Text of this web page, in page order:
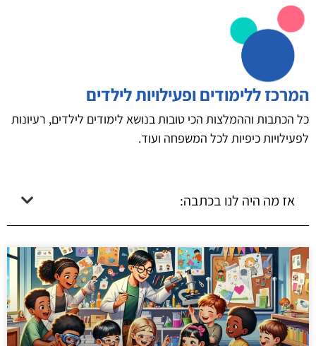
המרכז ללימודים ופעילויות לילדים
כל הכתבות וההמלצות הכי טובות בנושא לימודים לילדים, רעיונות
לפעילויות כיפיות לכל המשפחה ועוד.
אז מה היה לנו בכתבה: